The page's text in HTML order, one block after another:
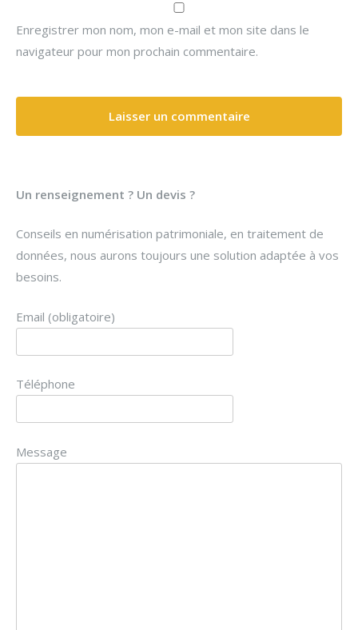
Enregistrer mon nom, mon e-mail et mon site dans le
navigateur pour mon prochain commentaire.
Un renseignement ? Un devis ?
Conseils en numérisation patrimoniale, en traitement de
données, nous aurons toujours une solution adaptée à vos
besoins.
Email (obligatoire)
Téléphone
Message